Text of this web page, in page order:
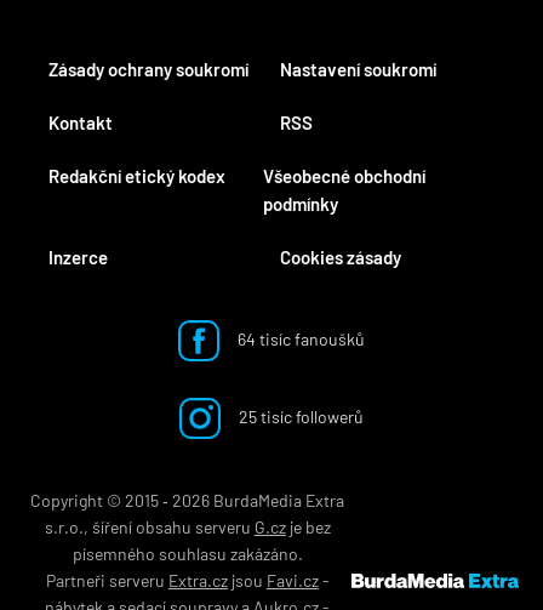
Kontakt
Redakční etický kodex
Inzerce
RSS
Všeobecné obchodní
podmínky
Cookies zásady
Zásady ochrany soukromí Nastavení soukromí
64 tisíc fanoušků
25 tisíc followerů
Copyright © 2015 ‐ 2026 BurdaMedia Extra
s.r.o., šíření obsahu serveru G.czje bez
písemného souhlasu zakázáno.
Partneři serveru Extra.czjsou Favi.cz-